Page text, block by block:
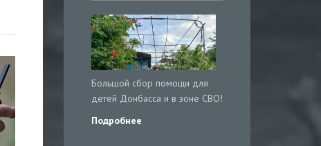
Большой сбор помощи для
детей Донбасса и в зоне СВО!
Подробнее